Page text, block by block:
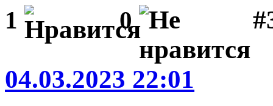
1 0
04.03.2023 22:01